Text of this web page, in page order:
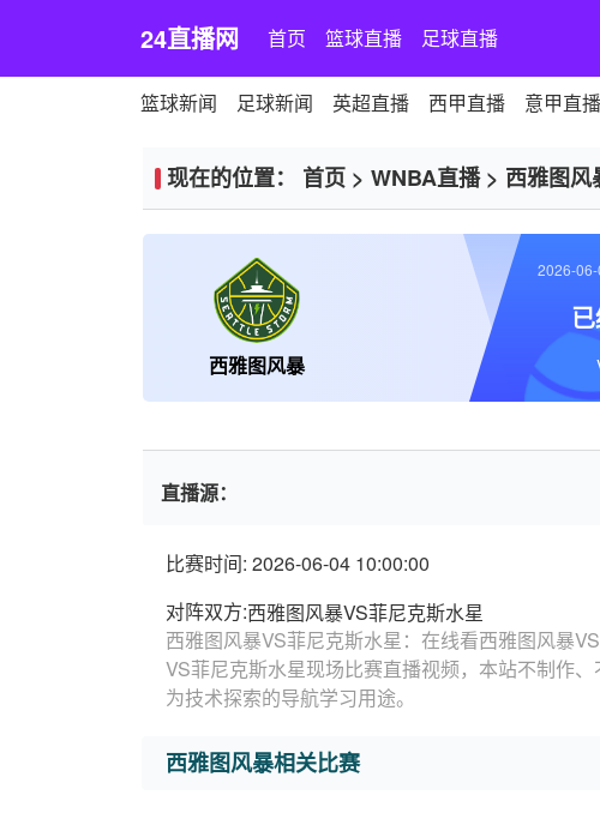
24直播网 首页 篮球直播 足球直播
篮球新闻 足球新闻 英超直播 西甲直播 意甲直播
现在的位置： 首页 > WNBA直播> 西雅图风
西雅图风暴
2026-
直播源：
比赛时间: 2026-06-04 10:00:00
对阵双方:西雅图风暴VS菲尼克斯水星
西雅图风暴VS菲尼克斯水星：在线看西雅图风暴
VS菲尼克斯水星现场比赛直播视频，本站不制作
为技术探索的导航学习用途。
西雅图风暴相关比赛